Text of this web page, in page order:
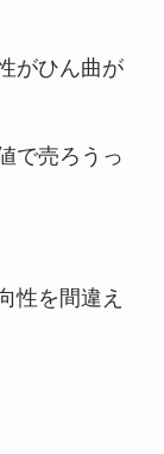
がひん曲が
で売ろうっ
性を間違え